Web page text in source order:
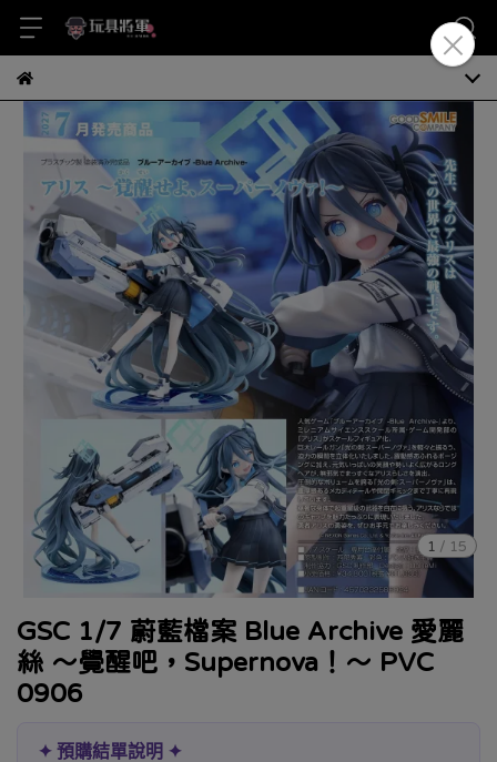
1 / 15
GSC 1/7 蔚藍檔案 Blue Archive 愛麗
絲 ～覺醒吧，Supernova！～ PVC
0906
✦ 預購結單說明 ✦